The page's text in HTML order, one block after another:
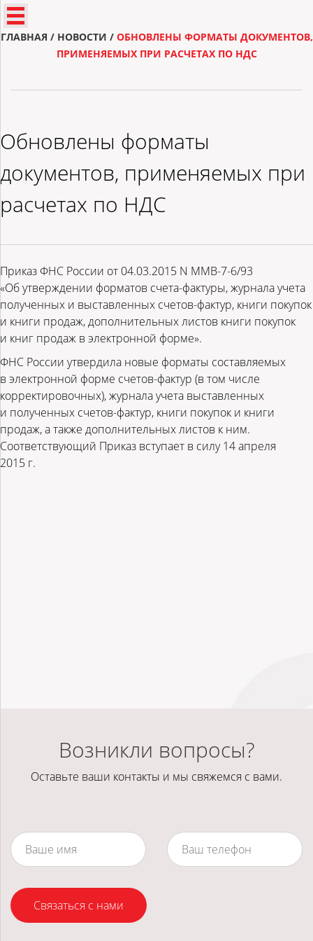
ГЛАВНАЯ / НОВОСТИ / ОБНОВЛЕНЫ ФОРМАТЫ ДОКУМЕНТОВ,
ПРИМЕНЯЕМЫХ ПРИ РАСЧЕТАХ ПО НДС
Обновлены форматы
документов, применяемых при
расчетах по НДС
Приказ ФНС России от 04.03.2015 N ММВ-7-6/93
«Об утверждении форматов счета-фактуры, журнала учета
полученных и выставленных счетов-фактур, книги покупок
и книги продаж, дополнительных листов книги покупок
и книг продаж в электронной форме».
ФНС России утвердила новые форматы составляемых
в электронной форме счетов-фактур (в том числе
корректировочных), журнала учета выставленных
и полученных счетов-фактур, книги покупок и книги
продаж, а также дополнительных листов к ним.
Соответствующий Приказ вступает в силу 14 апреля
2015 г.
Возникли вопросы?
Оставьте ваши контакты и мы свяжемся с вами.
Связаться с нами